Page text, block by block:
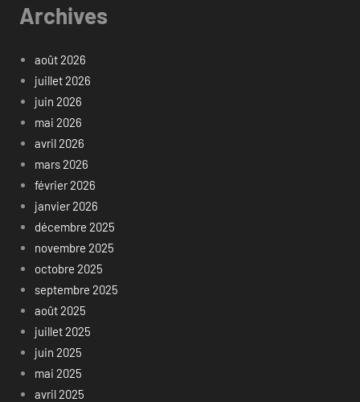
Archives
août 2026
juillet 2026
juin 2026
mai 2026
avril 2026
mars 2026
février 2026
janvier 2026
décembre 2025
novembre 2025
octobre 2025
septembre 2025
août 2025
juillet 2025
juin 2025
mai 2025
avril 2025